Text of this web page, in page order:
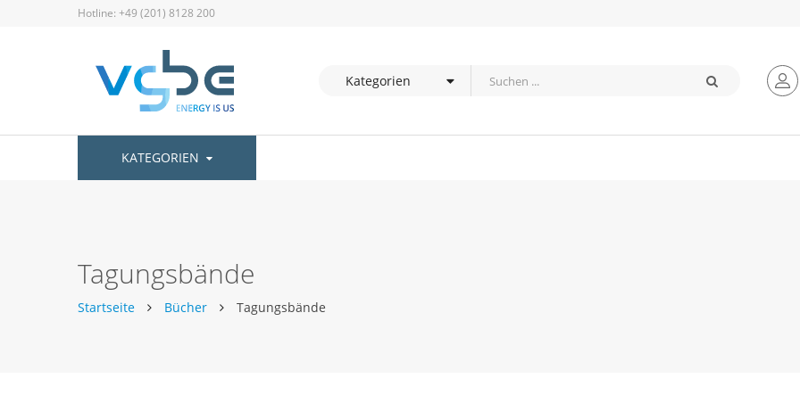
Hotline: +49 (201) 8128 200
KATEGORIEN
Tagungsbände
Startseite Bücher Tagungsbände